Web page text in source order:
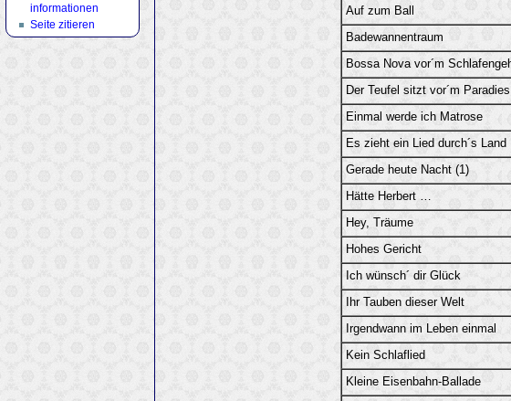
Auf zum Ball
Badewannentraum
Bossa Nova vor´m
Der Teufel sitzt vor´m Paradies
Einmal werde ich Matrose
Es zieht ein Lied durch´s Land
Gerade heute Nacht (1)
Hätte Herbert …
Hey, Träume
Hohes Gericht
Ich wünsch´ dir Glück
Ihr Tauben dieser Welt
Irgendwann im Leben einmal
Kein Schlaflied
Kleine Eisenbahn-Ballade
informationen
Seite zitieren